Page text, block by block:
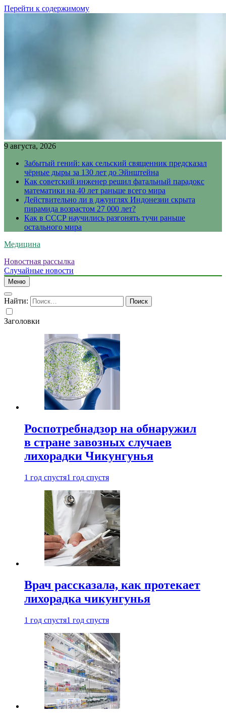
Перейти к содержимому
9 августа, 2026
Забытый гений: как сельский священник предсказал
чёрные дыры за 130 лет до Эйнштейна
Как советский инженер решил фатальный парадокс
математики на 40 лет раньше всего мира
Действительно ли в джунглях Индонезии скрыта
пирамида возрастом 27 000 лет?
Как в СССР научились разгонять тучи раньше
остального мира
Медицина
Новостная рассылка
Случайные новости
Меню
Найти:
Заголовки
Роспотребнадзор на обнаружил
в стране завозных случаев
лихорадки Чикунгунья
1 год спустя1 год спустя
Врач рассказала, как протекает
лихорадка чикунгунья
1 год спустя1 год спустя